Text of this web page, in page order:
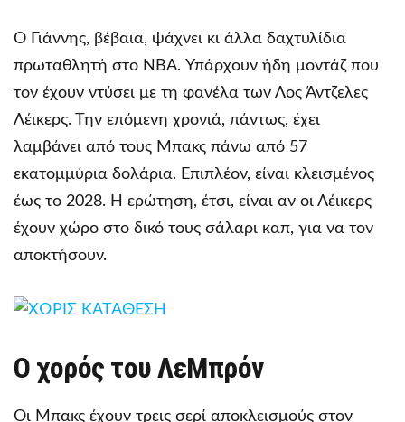
Ο Γιάννης, βέβαια, ψάχνει κι άλλα δαχτυλίδια
πρωταθλητή στο NBA. Υπάρχουν ήδη μοντάζ που
τον έχουν ντύσει με τη φανέλα των Λος Άντζελες
Λέικερς. Την επόμενη χρονιά, πάντως, έχει
λαμβάνει από τους Μπακς πάνω από 57
εκατομμύρια δολάρια. Επιπλέον, είναι κλεισμένος
έως το 2028. Η ερώτηση, έτσι, είναι αν οι Λέικερς
έχουν χώρο στο δικό τους σάλαρι καπ, για να τον
αποκτήσουν.
Ο χορός του ΛεΜπρόν
Οι Μπακς έχουν τρεις σερί αποκλεισμούς στον